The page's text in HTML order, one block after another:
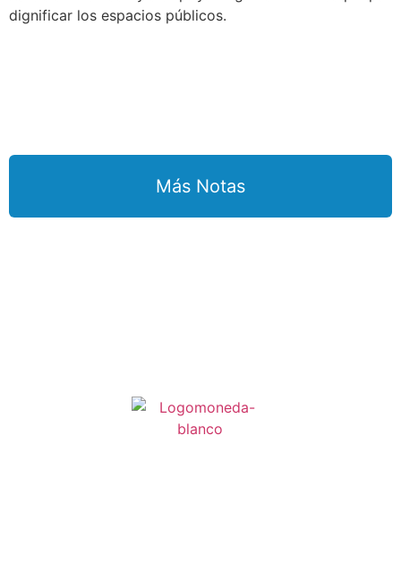
dignificar los espacios públicos.
Más Notas